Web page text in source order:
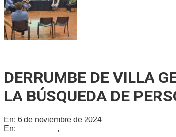
DERRUMBE DE VILLA
LA BÚSQUEDA DE
En: 6 de noviembre de 2024
En:
,